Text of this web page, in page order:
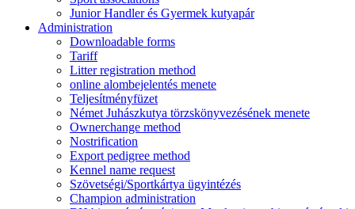
Junior Handler és Gyermek kutyapár
Administration
Downloadable forms
Tariff
Litter registration method
online alombejelentés menete
Teljesítményfüzet
Német Juhászkutya törzskönyvezésének menete
Ownerchange method
Nostrification
Export pedigree method
Kennel name request
Szövetségi/Sportkártya ügyintézés
Champion administration